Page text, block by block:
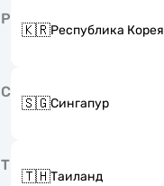
Р
🇰🇷Республика Корея
С
🇸🇬Сингапур
Т
🇹🇭Таиланд